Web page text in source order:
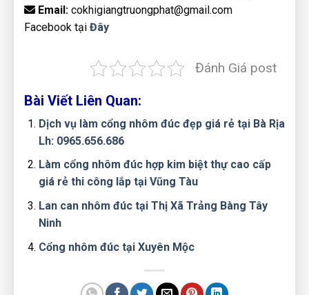
Email: cokhigiangtruongphat@gmail.com
Facebook tại Đây
Đánh Giá post
Bài Viết Liên Quan:
Dịch vụ làm cổng nhôm đúc đẹp giá rẻ tại Bà Rịa
Lh: 0965.656.686
Làm cổng nhôm đúc hợp kim biệt thự cao cấp
giá rẻ thi công lắp tại Vũng Tàu
Lan can nhôm đúc tại Thị Xã Trảng Bàng Tây
Ninh
Cổng nhôm đúc tại Xuyên Mộc